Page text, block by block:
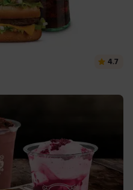
4.7